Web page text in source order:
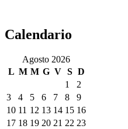
Calendario
Agosto 2026
L M M G V S D
1
2
3
4 5 6 7 8
9
10 11 12 13 14 15 16
17 18 19 20 21 22 23